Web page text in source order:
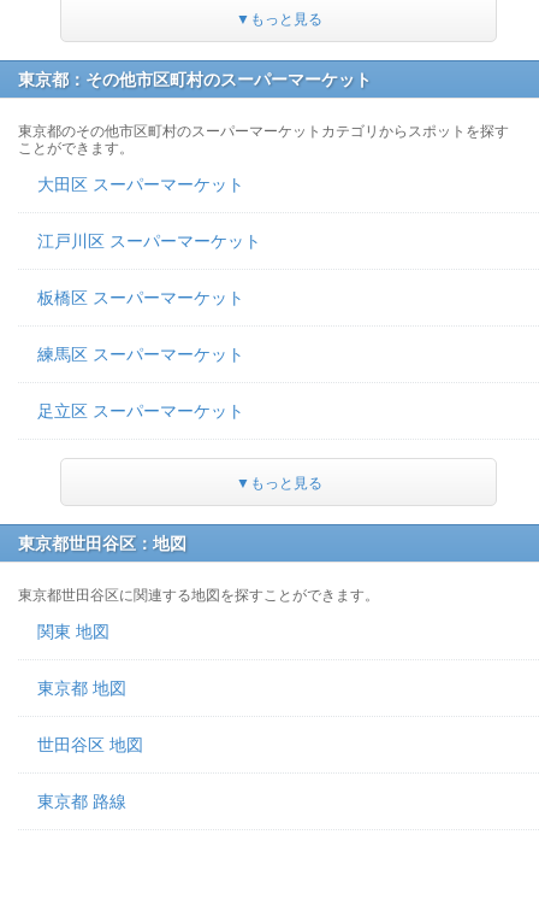
▼もっと見る
東京都：その他市区町村のスーパーマーケット
東京都のその他市区町村のスーパーマーケットカテゴリからスポットを探す
ことができます。
大田区 スーパーマーケット
江戸川区 スーパーマーケット
板橋区 スーパーマーケット
練馬区 スーパーマーケット
足立区 スーパーマーケット
▼もっと見る
東京都世田谷区：地図
東京都世田谷区に関連する地図を探すことができます。
関東 地図
東京都 地図
世田谷区 地図
東京都 路線